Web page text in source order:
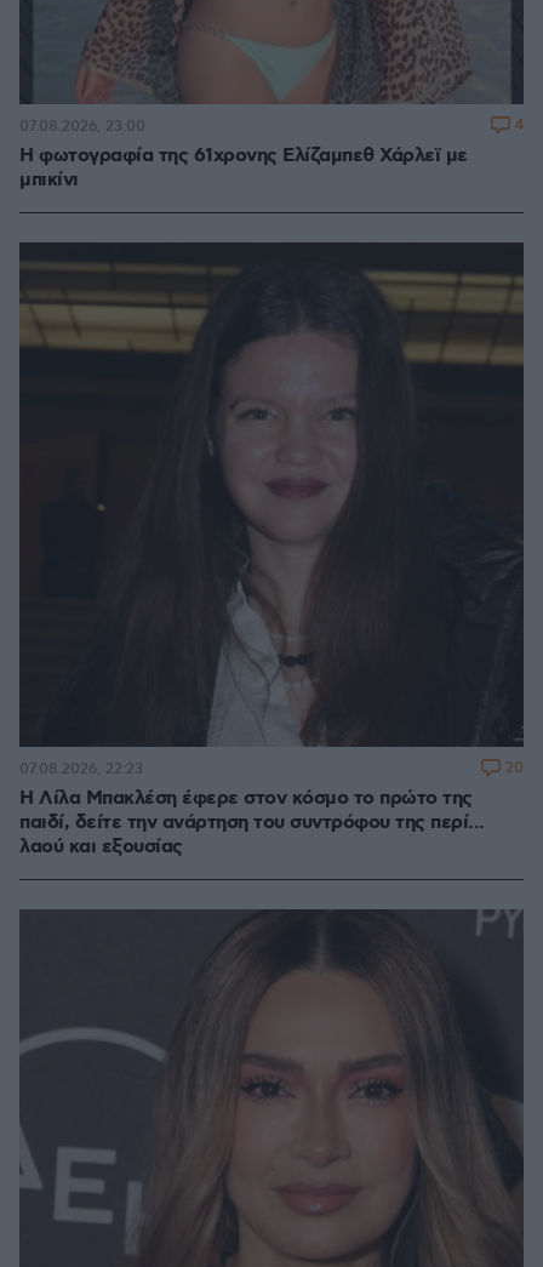
Η φωτογραφία της 61χρονης Ελίζαμπεθ Χάρλεϊ με
μπικίνι
07.08.2026, 23:00 4
Η Λίλα Μπακλέση έφερε στον κόσμο το πρώτο της
παιδί, δείτε την ανάρτηση του συντρόφου της περί...
λαού και εξουσίας
07.08.2026, 22:23 20